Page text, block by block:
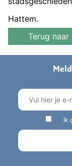
Hattem.
Terug
Ik